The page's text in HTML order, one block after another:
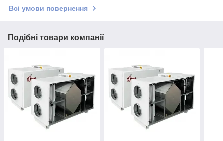
Всі умови повернення
Подібні товари компанії